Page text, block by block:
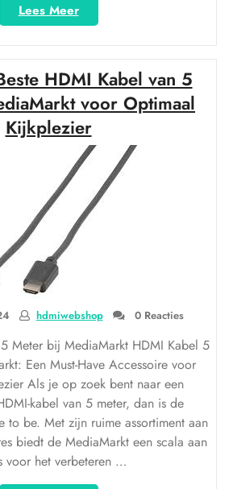
Lees Meer“HDMI-
kabel
van
7,5
meter
verkrijgbaar
bij
Action:
betaalbare
connectiviteit
voor
lange
afstanden”
HDMI Kabel van 5
voor Optimaal
Kijkplezier
hdmiwebshop 0 Reacties
Meter bij MediaMarkt HDMI Kabel 5
Een Must-Have Accessoire voor
Als je op zoek bent naar een
kabel van 5 meter, dan is de
to be. Met zijn ruime assortiment aan
biedt de MediaMarkt een scala aan
voor het verbeteren …